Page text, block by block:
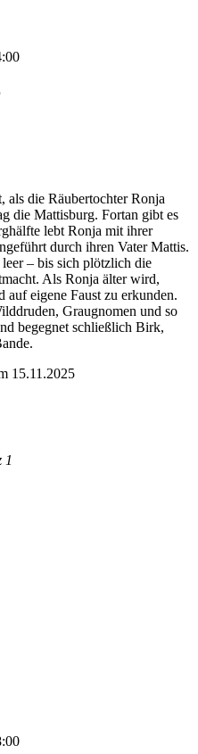
als die Räubertochter Ronja
die Mattisburg. Fortan gibt es
lebt Ronja mit ihrer
durch ihren Vater Mattis.
– bis sich plötzlich die
Als Ronja älter wird,
auf eigene Faust zu erkunden.
Graugnomen und so
begegnet schließlich Birk,
15.11.2025
1